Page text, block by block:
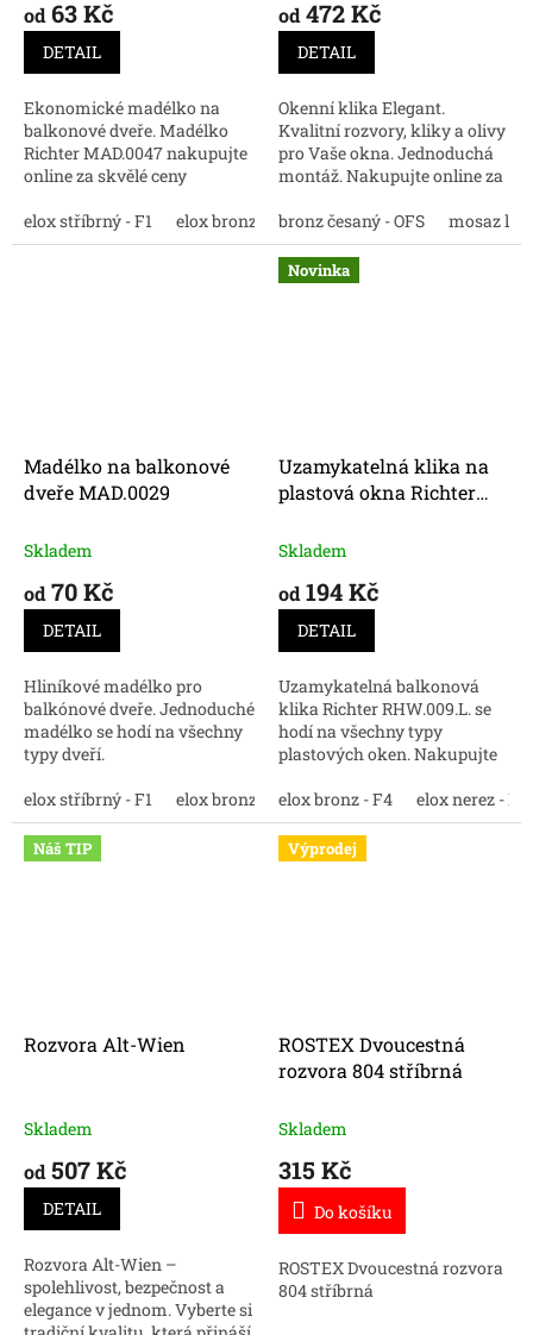
od 63 Kč
DETAIL
Ekonomické madélko na
balkonové dveře. Madélko
Richter MAD.0047 nakupujte
online za skvělé ceny
elox stříbrný - F1
elox bronz - F4 elox nerez - F9 černá
od 472 Kč
DETAIL
Okenní klika Elegant.
Kvalitní rozvory, kliky a olivy
pro Vaše okna. Jednoduchá
montáž. Nakupujte online za
bronz česaný - OFS
mosaz
Madélko na balkonové
dveře MAD.0029
Skladem
od 70 Kč
DETAIL
Hliníkové madélko pro
balkónové dveře. Jednoduché
madélko se hodí na všechny
typy dveří.
elox stříbrný - F1
elox bronz - F4 elox nerez - F9 černá
Novinka
Uzamykatelná klika na
plastová okna Richter
Skladem
od 194 Kč
DETAIL
Uzamykatelná balkonová
klika Richter RHW.009.L. se
hodí na všechny typy
plastových oken. Nakupujte
kliky.
elox bronz - F4 elox nerez - F9
Náš TIP
Rozvora Alt-Wien
Skladem
od 507 Kč
DETAIL
Rozvora Alt-Wien –
spolehlivost, bezpečnost a
elegance v jednom. Vyberte si
Výprodej
ROSTEX Dvoucestná
rozvora 804 stříbrná
Skladem
315 Kč
Do košíku
ROSTEX Dvoucestná rozvora
804 stříbrná